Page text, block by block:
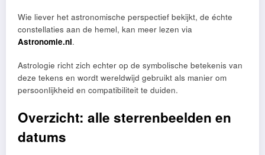
Wie liever het astronomische perspectief bekijkt, de échte
constellaties aan de hemel, kan meer lezen via
Astronomie.nl.
Astrologie richt zich echter op de symbolische betekenis van
deze tekens en wordt wereldwijd gebruikt als manier om
persoonlijkheid en compatibiliteit te duiden.
Overzicht: alle sterrenbeelden en
datums